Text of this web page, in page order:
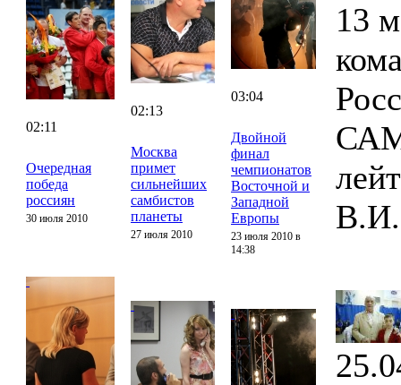
02:11
Очередная
победа
россиян
30 июля 2010
02:13
Москва
примет
сильнейших
самбистов
планеты
27 июля 2010
03:04
Двойной
финал
чемпионатов
Восточной и
Западной
Европы
23 июля 2010 в
14:38
13